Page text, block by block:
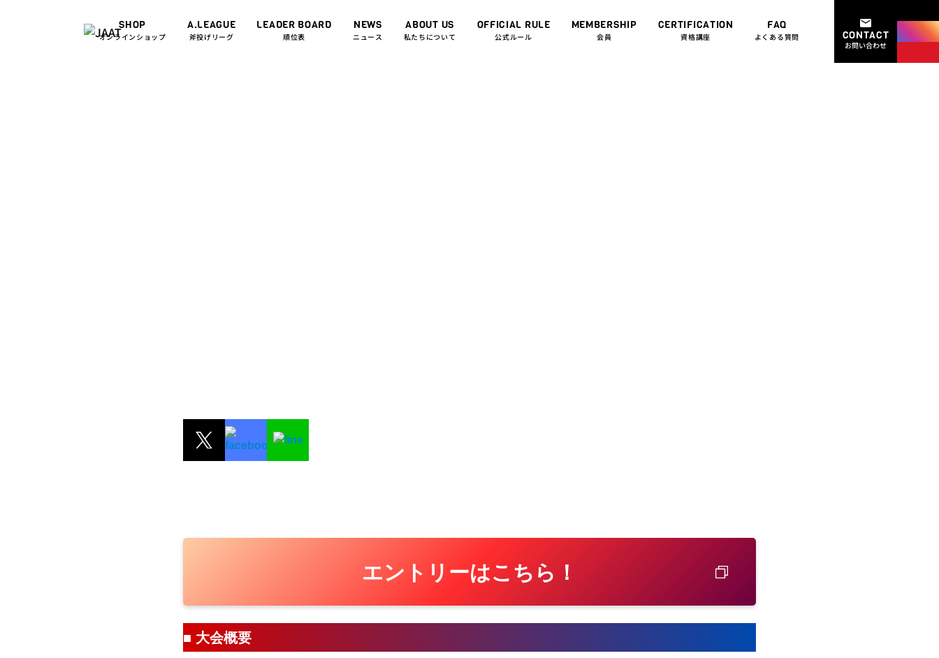
SHOP
オンラインショップ
A.LEAGUE
斧投げリーグ
LEADER BOARD
順位表
NEWS
ニュース
ABOUT US
私たちについて
OFFICIAL RULE
公式ルール
MEMBERSHIP
会員
CERTIFICATION
資格講座
FAQ
よくある質問 CONTACT
お問い合わせ
エントリーはこちら！
■ 大会概要